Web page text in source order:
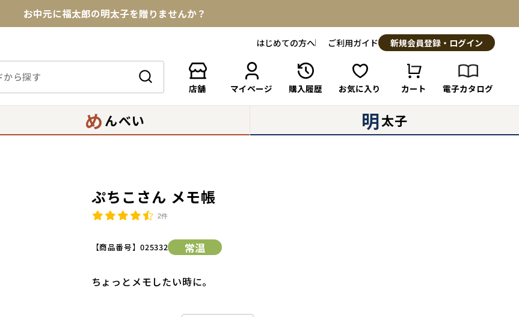
お中元に福太郎の明太子を贈りませんか？
【色々な味を試したい方へ】ポストイン！めんべい
送料全国一律770円！10,800円以上で送料無料
はじめての方へ ご利用ガイド 新規会員登録・ログイン
店舗 マイページ 購入履歴 お気に入り カート 電子カタログ
め んべい 明太子
ぷちこさん メモ帳
2件
【商品番号】025332 常温
ちょっとメモしたい時に。